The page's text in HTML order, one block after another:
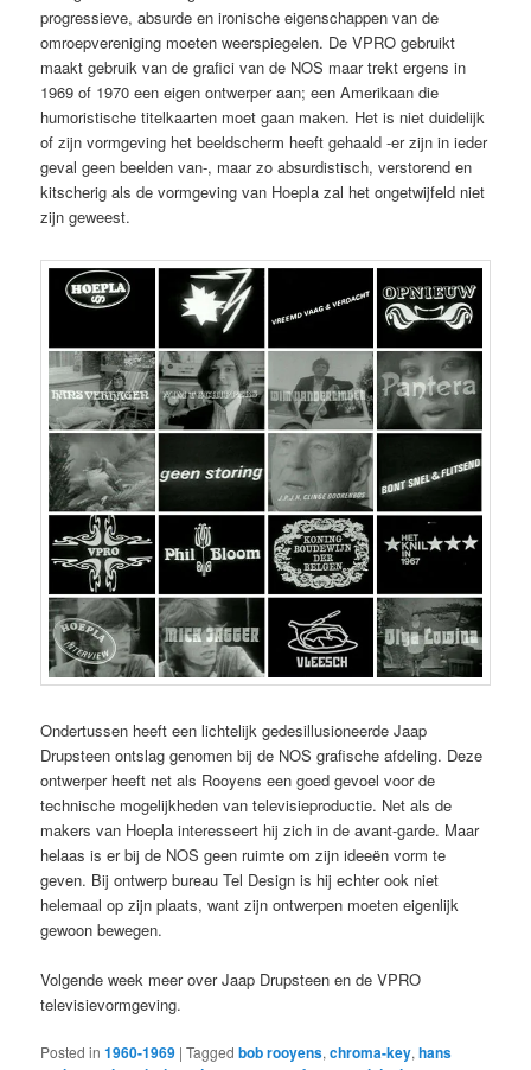
progressieve, absurde en ironische eigenschappen van de
omroepvereniging moeten weerspiegelen. De VPRO gebruikt
maakt gebruik van de grafici van de NOS maar trekt ergens in
1969 of 1970 een eigen ontwerper aan; een Amerikaan die
humoristische titelkaarten moet gaan maken. Het is niet duidelijk
of zijn vormgeving het beeldscherm heeft gehaald -er zijn in ieder
geval geen beelden van-, maar zo absurdistisch, verstorend en
kitscherig als de vormgeving van Hoepla zal het ongetwijfeld niet
zijn geweest.
Ondertussen heeft een lichtelijk gedesillusioneerde Jaap
Drupsteen ontslag genomen bij de NOS grafische afdeling. Deze
ontwerper heeft net als Rooyens een goed gevoel voor de
technische mogelijkheden van televisieproductie. Net als de
makers van Hoepla interesseert hij zich in de avant-garde. Maar
helaas is er bij de NOS geen ruimte om zijn ideeën vorm te
geven. Bij ontwerp bureau Tel Design is hij echter ook niet
helemaal op zijn plaats, want zijn ontwerpen moeten eigenlijk
gewoon bewegen.
Volgende week meer over Jaap Drupsteen en de VPRO
televisievormgeving.
Posted in 1960-1969 |Tagged bob rooyens,chroma-key,hans